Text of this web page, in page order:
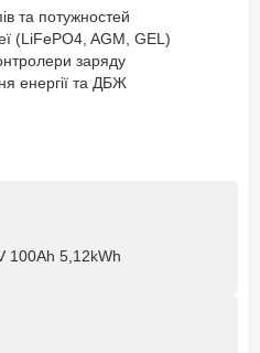
та потужностей
(LiFePO4, AGM, GEL)
заряду
енергії та ДБЖ
100Ah 5,12kWh